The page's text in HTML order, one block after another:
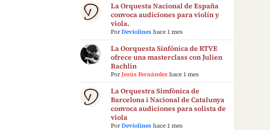
La Orquesta Nacional de España
convoca audiciones para violín y
viola.
PorDeviolines hace 1 mes
La Oorquesta Sinfónica de RTVE
ofrece una masterclass con Julien
Rachlin
PorJesús Fernández hace 1 mes
La Orquestra Simfònica de
Barcelona i Nacional de Catalunya
convoca audiciones para solista de
viola
PorDeviolines hace 1 mes